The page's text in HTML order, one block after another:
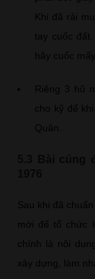
Khi đã rải
tay cuốc
hãy cuốc
Riêng 3 hũ
cho kỹ để
Quân.
Sau khi đã
mới để tổ chức
chính là nội
xây dựng, làm